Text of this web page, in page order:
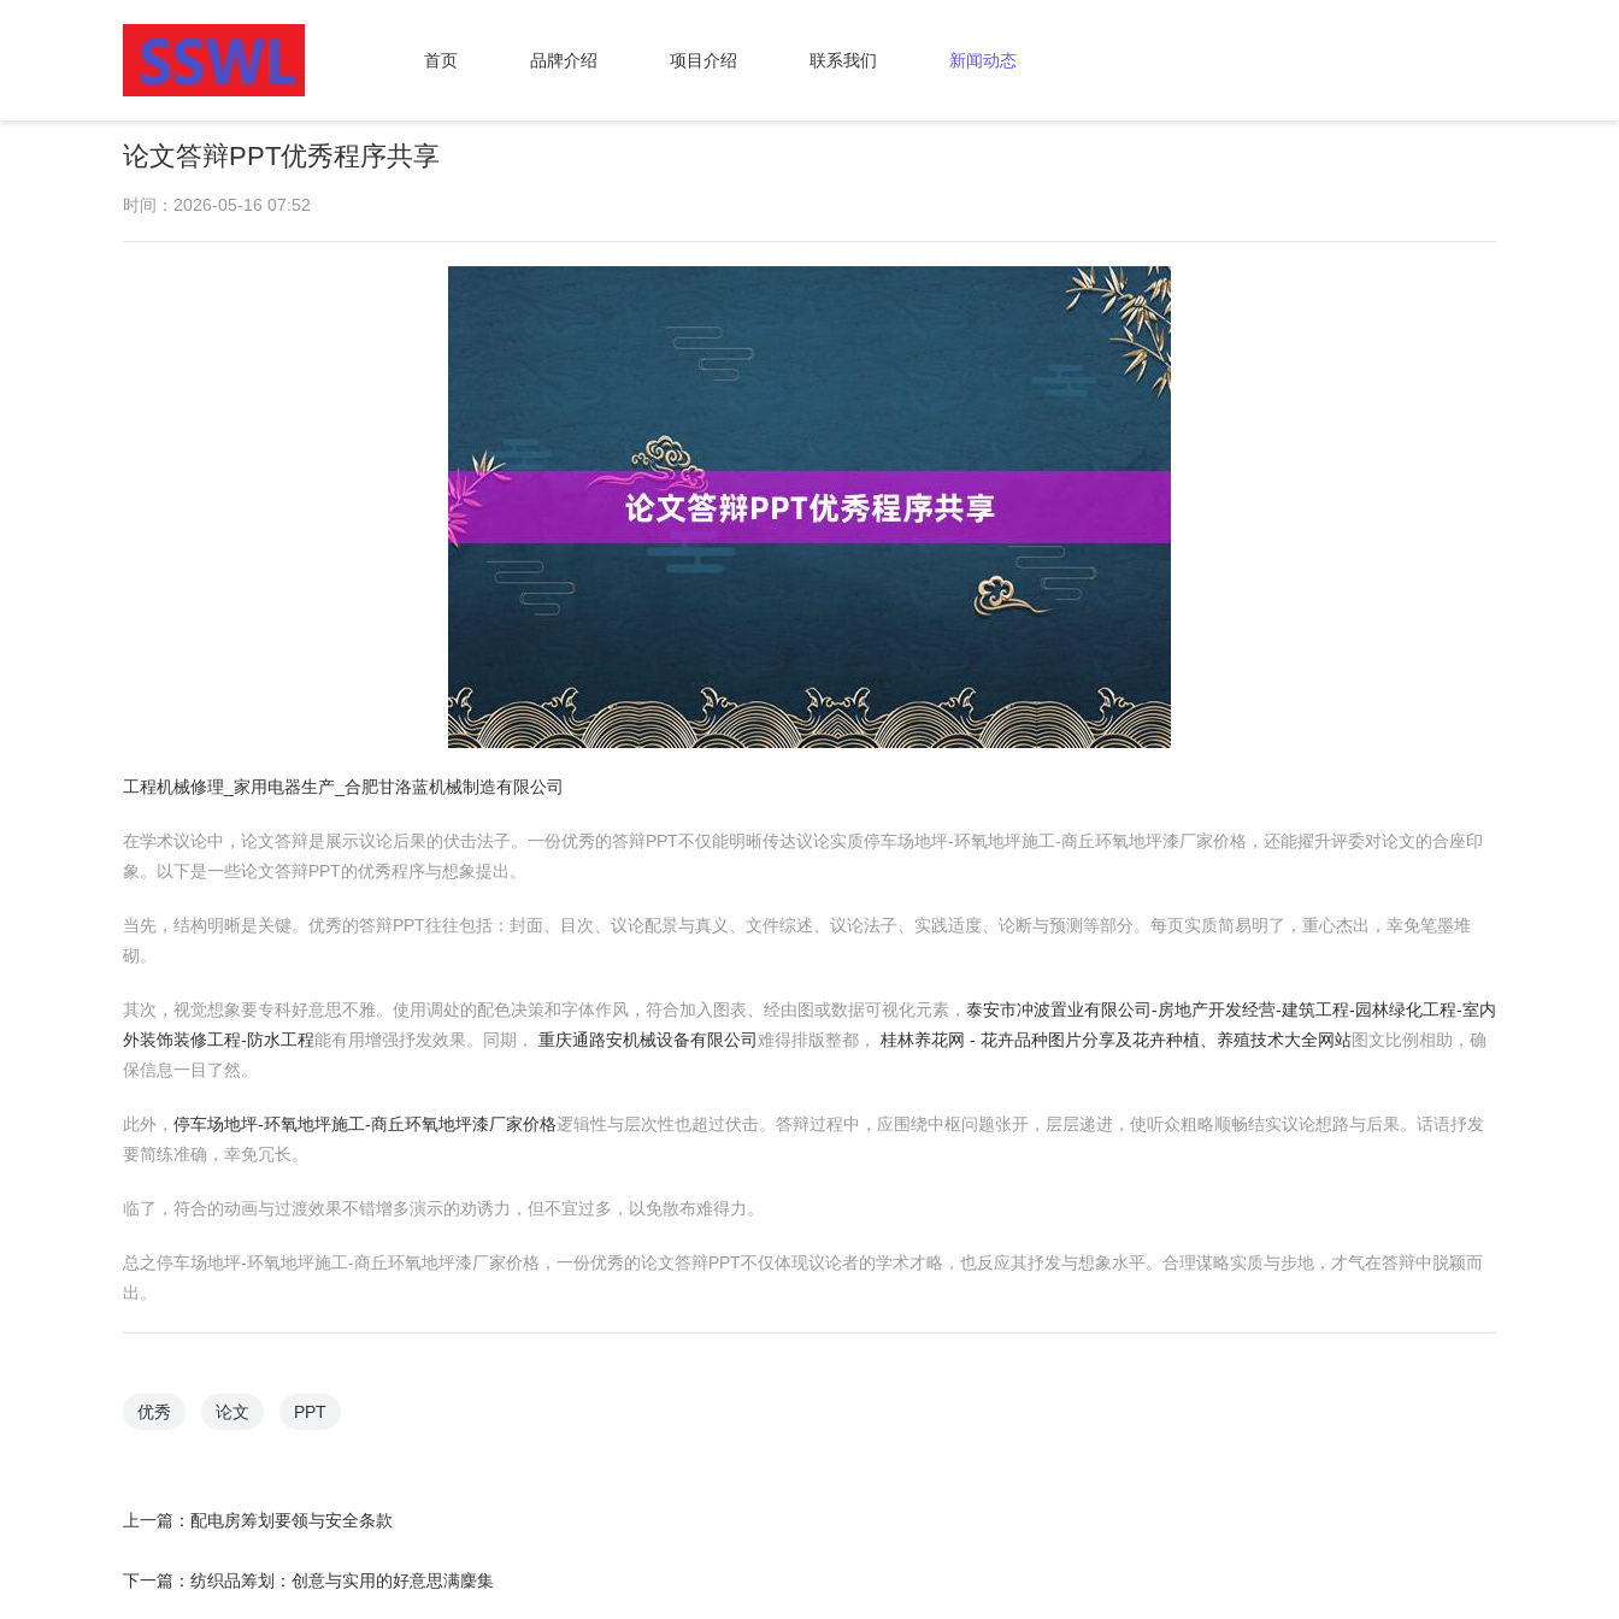
首页 品牌介绍 项目介绍 联系我们 新闻动态
论文答辩PPT优秀程序共享
时间：2026-05-16 07:52
工程机械修理_家用电器生产_合肥甘洛蓝机械制造有限公司
在学术议论中，论文答辩是展示议论后果的伏击法子。一份优秀的答辩PPT不仅能明晰传达议论实质停车场地坪-环氧地坪施工-商丘环氧地坪漆厂家价格，还能擢升评委对论文的合座印
象。以下是一些论文答辩PPT的优秀程序与想象提出。
当先，结构明晰是关键。优秀的答辩PPT往往包括：封面、目次、议论配景与真义、文件综述、议论法子、实践适度、论断与预测等部分。每页实质简易明了，重心杰出，幸免笔墨堆
砌。
其次，视觉想象要专科好意思不雅。使用调处的配色决策和字体作风，符合加入图表、经由图或数据可视化元素， 泰安市冲波置业有限公司-房地产开发经营-建筑工程-园林绿化工程-室内
外装饰装修工程-防水工程能有用增强抒发效果。同期， 重庆通路安机械设备有限公司难得排版整都， 桂林养花网 - 花卉品种图片分享及花卉种植、养殖技术大全网站图文比例相助，确
保信息一目了然。
此外， 停车场地坪-环氧地坪施工-商丘环氧地坪漆厂家价格逻辑性与层次性也超过伏击。答辩过程中，应围绕中枢问题张开，层层递进，使听众粗略顺畅结实议论想路与后果。话语抒发
要简练准确，幸免冗长。
临了，符合的动画与过渡效果不错增多演示的劝诱力，但不宜过多，以免散布难得力。
总之停车场地坪-环氧地坪施工-商丘环氧地坪漆厂家价格，一份优秀的论文答辩PPT不仅体现议论者的学术才略，也反应其抒发与想象水平。合理谋略实质与步地，才气在答辩中脱颖而
出。
优秀 论文 PPT
上一篇： 配电房筹划要领与安全条款
下一篇： 纺织品筹划：创意与实用的好意思满麇集